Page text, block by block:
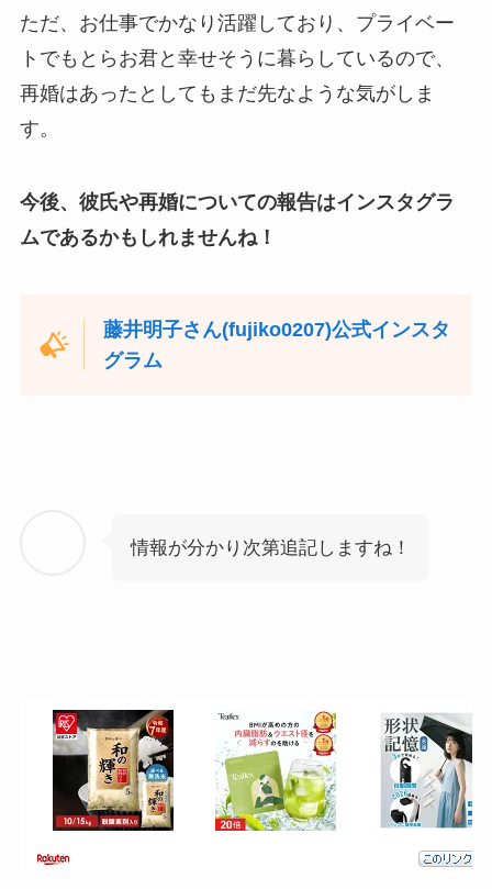
ただ、お仕事でかなり活躍しており、プライベー
トでもとらお君と幸せそうに暮らしているので、
再婚はあったとしてもまだ先なような気がしま
す。
今後、彼氏や再婚についての報告はインスタグラ
ムであるかもしれませんね！
藤井明子さん(fujiko0207)公式インスタ
グラム
情報が分かり次第追記しますね！